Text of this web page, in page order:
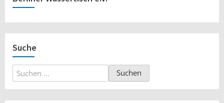
Suche
Suchen
nach: